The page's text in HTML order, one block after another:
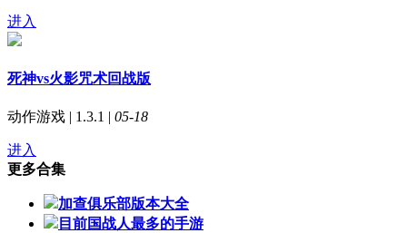
进入
死神vs火影咒术回战版
动作游戏 | 1.3.1 | 05-18
进入
更多合集
加查俱乐部版本大全
目前国战人最多的手游